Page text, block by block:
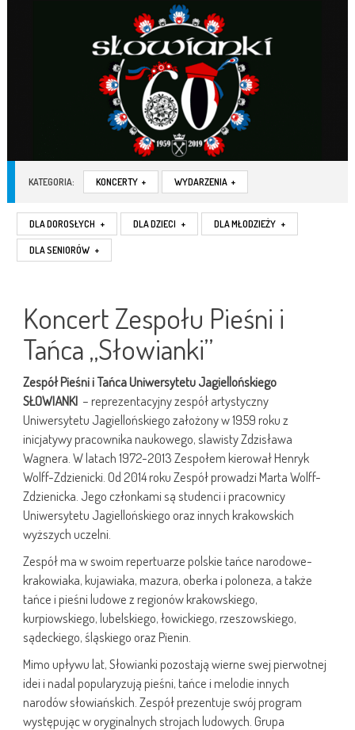
KATEGORIA: KONCERTY + WYDARZENIA +
DLA DOROSŁYCH + DLA DZIECI + DLA MŁODZIEŻY +
DLA SENIORÓW +
Koncert Zespołu Pieśni i
Tańca „Słowianki”
Zespół Pieśni i Tańca Uniwersytetu Jagiellońskiego
SŁOWIANKI – reprezentacyjny zespół artystyczny
Uniwersytetu Jagiellońskiego założony w 1959 roku z
inicjatywy pracownika naukowego, slawisty Zdzisława
Wagnera. W latach 1972-2013 Zespołem kierował Henryk
Wolff-Zdzienicki. Od 2014 roku Zespół prowadzi Marta Wolff-
Zdzienicka. Jego członkami są studenci i pracownicy
Uniwersytetu Jagiellońskiego oraz innych krakowskich
wyższych uczelni.
Zespół ma w swoim repertuarze polskie tańce narodowe-
krakowiaka, kujawiaka, mazura, oberka i poloneza, a także
tańce i pieśni ludowe z regionów krakowskiego,
kurpiowskiego, lubelskiego, łowickiego, rzeszowskiego,
sądeckiego, śląskiego oraz Pienin.
Mimo upływu lat, Słowianki pozostają wierne swej pierwotnej
idei i nadal popularyzują pieśni, tańce i melodie innych
narodów słowiańskich. Zespół prezentuje swój program
występując w oryginalnych strojach ludowych. Grupa